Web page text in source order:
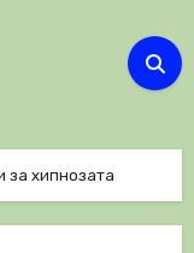
за хипнозата